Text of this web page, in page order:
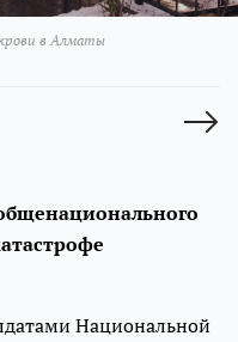
крови в Алматы
Национальной